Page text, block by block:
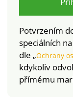
Potvrzením
speciálních
dle „Ochrany
kdykoliv
přímému